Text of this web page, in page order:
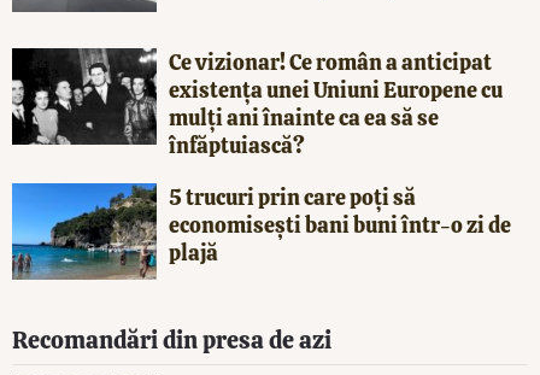
Ce vizionar! Ce român a anticipat
existența unei Uniuni Europene cu
mulți ani înainte ca ea să se
înfăptuiască?
5 trucuri prin care poți să
economisești bani buni într-o zi de
plajă
Recomandări din presa de azi